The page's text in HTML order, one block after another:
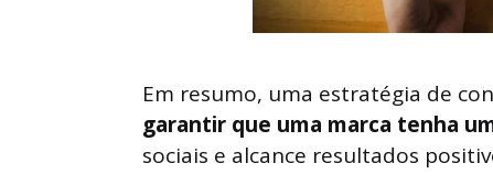
Em resumo, uma estratégia de
garantir que uma marca tenha
sociais e alcance resultados